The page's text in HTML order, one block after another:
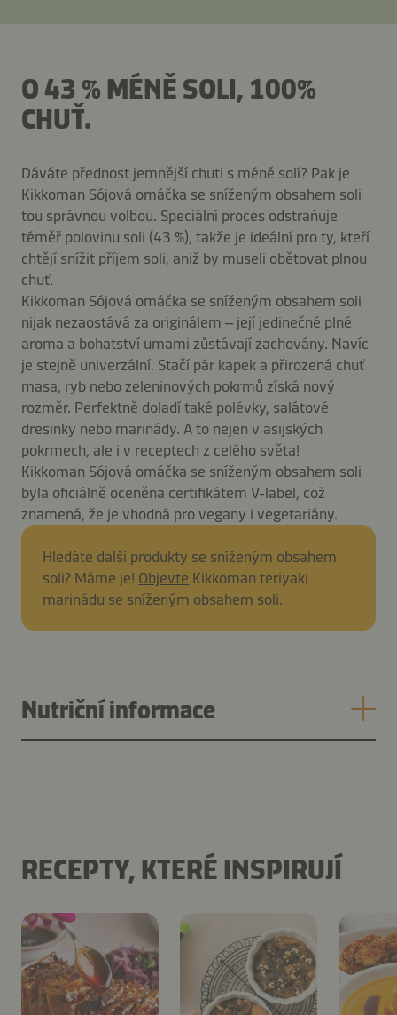
O 43 % MÉNĚ SOLI, 100%
CHUŤ.
Dáváte přednost jemnější chuti s méně solí? Pak je
Kikkoman Sójová omáčka se sníženým obsahem soli
tou správnou volbou. Speciální proces odstraňuje
téměř polovinu soli (43 %), takže je ideální pro ty, kteří
chtějí snížit příjem soli, aniž by museli obětovat plnou
chuť.
Kikkoman Sójová omáčka se sníženým obsahem soli
nijak nezaostává za originálem – její jedinečné plné
aroma a bohatství umami zůstávají zachovány. Navíc
je stejně univerzální. Stačí pár kapek a přirozená chuť
masa, ryb nebo zeleninových pokrmů získá nový
rozměr. Perfektně doladí také polévky, salátové
dresinky nebo marinády. A to nejen v asijských
pokrmech, ale i v receptech z celého světa!
Kikkoman Sójová omáčka se sníženým obsahem soli
byla oficiálně oceněna certifikátem V-label, což
znamená, že je vhodná pro vegany i vegetariány.
Hledáte další produkty se sníženým obsahem
soli? Máme je! Objevte Kikkoman teriyaki
marinádu se sníženým obsahem soli.
Nutriční informace
RECEPTY, KTERÉ INSPIRUJÍ